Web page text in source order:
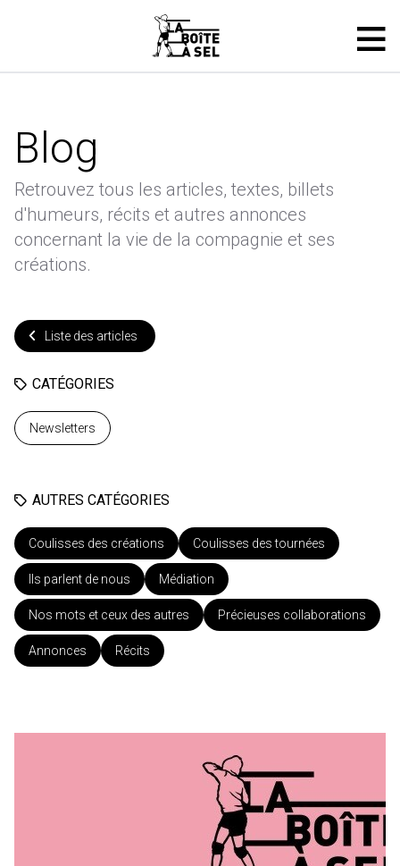
Blog
Retrouvez tous les articles, textes, billets
d'humeurs, récits et autres annonces
concernant la vie de la compagnie et ses
créations.
Liste des articles
CATÉGORIES
Newsletters
AUTRES CATÉGORIES
Coulisses des créations Coulisses des tournées
Ils parlent de nous Médiation
Nos mots et ceux des autres Précieuses collaborations
Annonces Récits